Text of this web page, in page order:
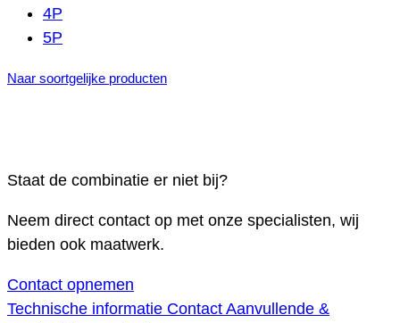
4P
5P
Naar soortgelijke producten
Staat de combinatie er niet bij?
Neem direct contact op met onze specialisten, wij
bieden ook maatwerk.
Contact opnemen
Technische informatie Contact Aanvullende &